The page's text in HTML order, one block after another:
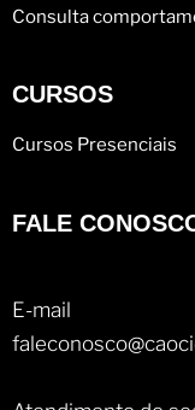
Consulta
CURSOS
Cursos Presenciais
FALE
E-mail